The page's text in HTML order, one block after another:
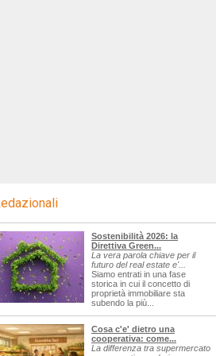
Sostenibilità 2026: la
Direttiva Green...
La vera parola chiave per il
futuro del real estate e'...
Siamo entrati in una fase
storica in cui il concetto di
proprietà immobiliare sta
subendo la più...
Cosa c'e' dietro una
cooperativa: come...
La differenza tra supermercato